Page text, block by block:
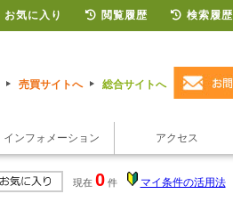
売買サイトへ 総合サイトへ
インフォメーション アクセス
現在 0 件 マイ条件の活用法
お気に入り 閲覧履歴 検索履歴